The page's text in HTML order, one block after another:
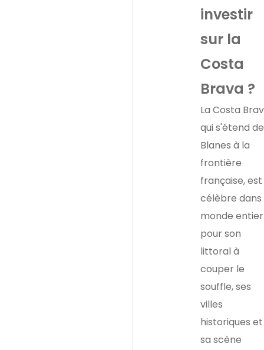
investir
sur la
Costa
Brava ?
La Costa
qui s'étend de
Blanes à la
frontière
française, est
célèbre dans
monde entier
pour son
littoral à
couper le
souffle, ses
villes
historiques et
sa scène